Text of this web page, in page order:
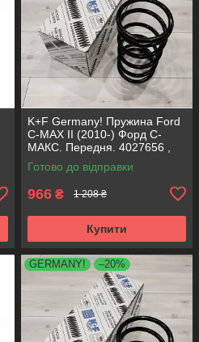
K+F Germany! Пружина Ford
C-MAX II (2010-) Форд С-
МАКС. Передня. 4027656 ,
RA3444 , 998935. К+Ф
Німеччина
Готово до відправки
966 ₴ 1 208 ₴
Купити
GERMANY! –20%